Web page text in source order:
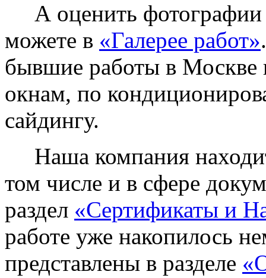
А оценить фотографии
можете в «Галерее работ»
бывшие работы в Москве
окнам, по
сайдингу.
Наша компания
том числе и в сфере
раздел «Сертификаты и
работе уже накопилось
представлены в разделе